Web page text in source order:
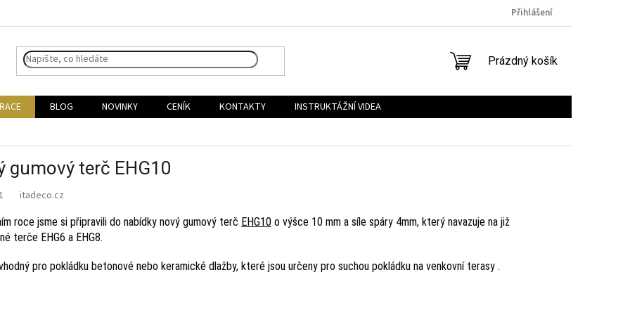
Přihlášení
NÁKUPNÍ
Prázdný košík
BLOG NOVINKY CENÍK KONTAKTY
INSTRUKTÁŽNÍ VIDEA
gumový terč EHG10
roce jsme si připravili do nabídky nový gumový terč EHG10 o výšce 10 mm a síle spáry 4mm, který navazuje na již
terče EHG6 a EHG8.
pro pokládku betonové nebo keramické dlažby, které jsou určeny pro suchou pokládku na venkovní terasy .